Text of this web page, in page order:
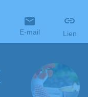
E-mail Lien